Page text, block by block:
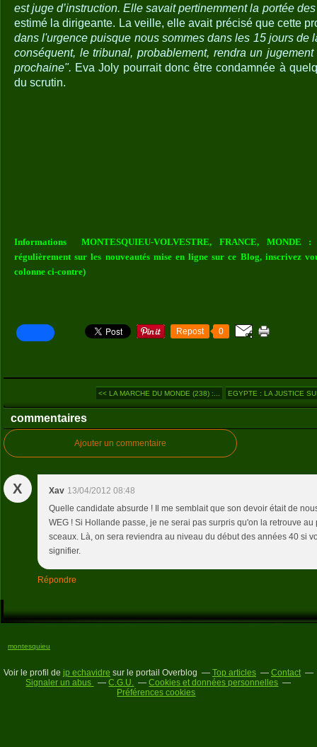
est juge d’instruction. Elle savait pertinemment la portée
estimé la dirigeante. La veille, elle avait précisé que cette
dans l'urgence puisque nous sommes dans les 15 jours de
conséquent, le tribunal, probablement, rendra un
prochaine". Eva Joly pourrait donc être condamnée à
du scrutin.
Informations MONTESQUIEU-VOLVESTRE, FRANCE, MONDE
régulièrement sur les nouveautés mise en ligne sur ce Blog, inscrivez
colonne ci-contre)
Repost 0
<< LA MARCHE DU MONDE (238) :... EGYPTE : LA JUSTICE
commentaires
Ajouter un commentaire
X Xav 13/04/2012 08:48
Quelle candidate absurde ! Il me semblait que son devoir était de
WEG ! Si Hollande passe, je ne serai pas surpris qu'on la retrouve au
sceaux. Là, on sera reviendra au niveau du début des années 40 si
signifier.
Répondre
montesquieu
Voir le profil de jp echavidre sur le portail Overblog Top articles
Contact
Signaler un abus
C.G.U.
Cookies et données personnelles
Préférences cookies